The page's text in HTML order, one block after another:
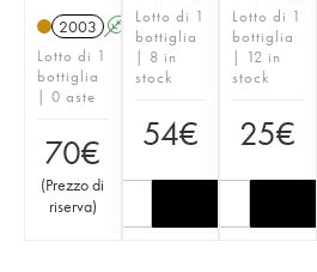
2003 A S
Lotto di 1
bottiglia
| 0 aste
70€
(Prezzo di
riserva)
Lotto di 1
bottiglia
| 8 in
stock
54€
Lotto di 1
bottiglia
| 12 in
stock
25€